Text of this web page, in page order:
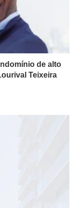
de alto
Teixeira